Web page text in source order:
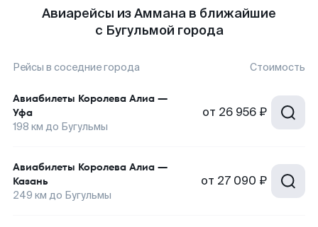
Авиарейсы из Аммана в ближайшие
с Бугульмой города
Рейсы в соседние города Стоимость
Авиабилеты Королева Алиа —
Уфа
198 км до Бугульмы
от 26 956 ₽
Авиабилеты Королева Алиа —
Казань
249 км до Бугульмы
от 27 090 ₽